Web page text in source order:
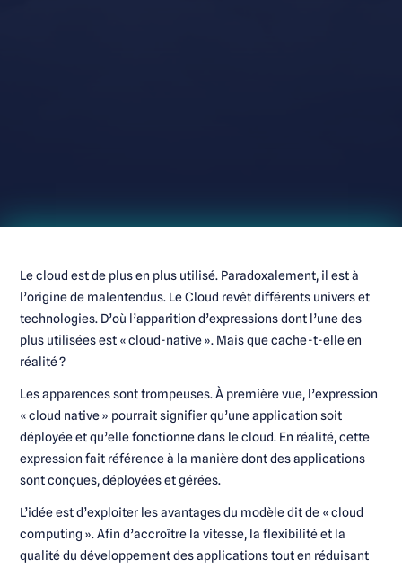
Le cloud est de plus en plus utilisé. Paradoxalement, il est à
l’origine de malentendus. Le Cloud revêt différents univers et
technologies. D’où l’apparition d’expressions dont l’une des
plus utilisées est « cloud-native ». Mais que cache-t-elle en
réalité ?
Les apparences sont trompeuses. À première vue, l’expression
« cloud native » pourrait signifier qu’une application soit
déployée et qu’elle fonctionne dans le cloud. En réalité, cette
expression fait référence à la manière dont des applications
sont conçues, déployées et gérées.
L’idée est d’exploiter les avantages du modèle dit de « cloud
computing ». Afin d’accroître la vitesse, la flexibilité et la
qualité du développement des applications tout en réduisant